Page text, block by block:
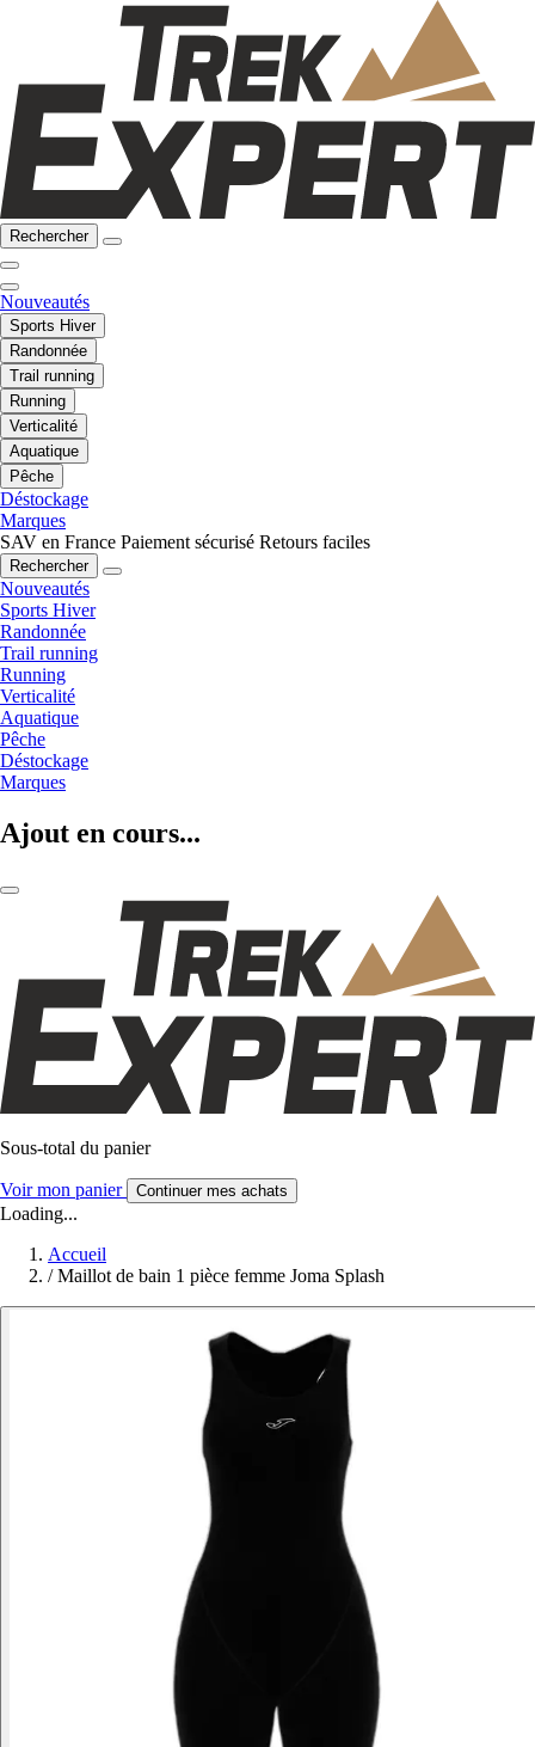
Rechercher
Nouveautés
Sports Hiver
Randonnée
Trail running
Running
Verticalité
Aquatique
Pêche
Déstockage
Marques
SAV en France Paiement sécurisé Retours faciles
Rechercher
Nouveautés
Sports Hiver
Randonnée
Trail running
Running
Verticalité
Aquatique
Pêche
Déstockage
Marques
Ajout en cours...
Sous-total du panier
Voir mon panier Continuer mes achats
Loading...
Accueil
/ Maillot de bain 1 pièce femme Joma Splash